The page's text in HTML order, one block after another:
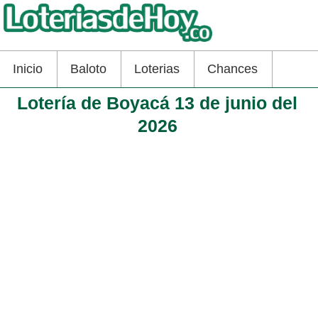
Inicio Baloto Loterias Chances
Lotería de Boyacá 13 de junio del
2026